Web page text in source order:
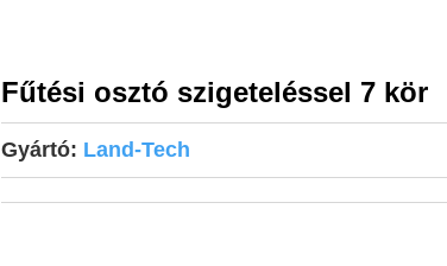
Fűtési osztó szigeteléssel 7 kör
Gyártó: Land-Tech